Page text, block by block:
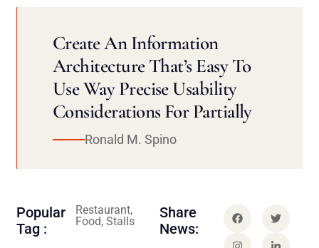
Create An Information
Architecture That’s Easy To
Use Way Precise Usability
Considerations For Partially
Ronald M. Spino
Popular
Tag :
Restaurant,
Food, Stalls
Share
News: